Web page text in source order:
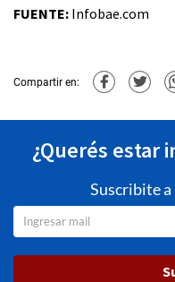
FUENTE: Infobae.com
Compartir en:
¿Querés estar
Suscribite